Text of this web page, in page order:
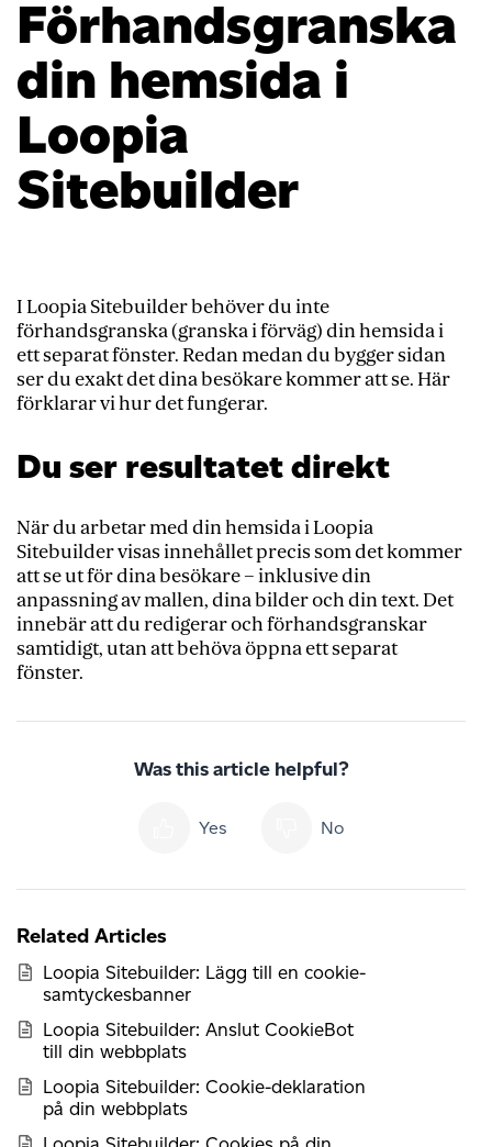
Förhandsgranska
din hemsida i
Loopia
Sitebuilder
I Loopia Sitebuilder behöver du inte
förhandsgranska (granska i förväg) din hemsida i
ett separat fönster. Redan medan du bygger sidan
ser du exakt det dina besökare kommer att se. Här
förklarar vi hur det fungerar.
Du ser resultatet direkt
När du arbetar med din hemsida i Loopia
Sitebuilder visas innehållet precis som det kommer
att se ut för dina besökare – inklusive din
anpassning av mallen, dina bilder och din text. Det
innebär att du redigerar och förhandsgranskar
samtidigt, utan att behöva öppna ett separat
fönster.
Was this article helpful?
Yes No
Related Articles
Loopia Sitebuilder: Lägg till en cookie-
samtyckesbanner
Loopia Sitebuilder: Anslut CookieBot
till din webbplats
Loopia Sitebuilder: Cookie-deklaration
på din webbplats